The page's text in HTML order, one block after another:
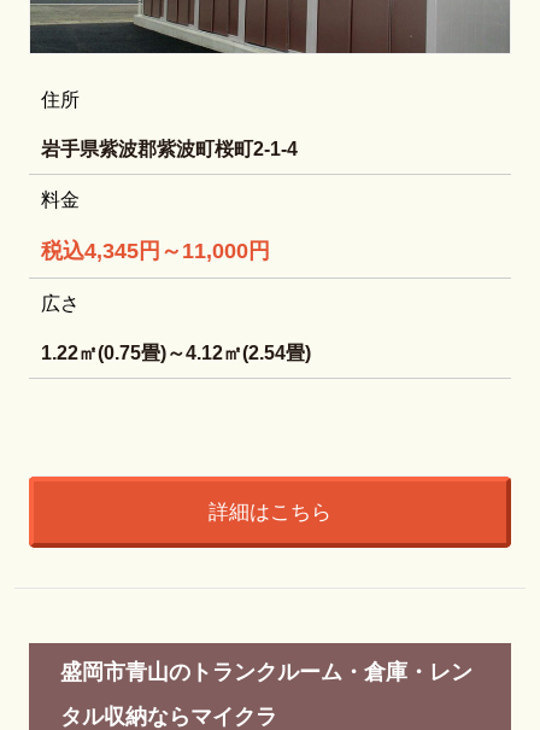
住所
岩手県紫波郡紫波町桜町2-1-4
料金
税込4,345円～11,000円
広さ
1.22㎡(0.75畳)～4.12㎡(2.54畳)
詳細はこちら
盛岡市青山のトランクルーム・倉庫・レン
タル収納ならマイクラ